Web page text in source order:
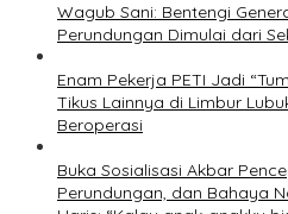
Wagub Sani: Bentengi
Perundungan Dimulai dari
Enam Pekerja PETI Jadi
Tikus Lainnya di Limbur
Beroperasi
Buka Sosialisasi Akbar
Perundungan, dan Bahaya